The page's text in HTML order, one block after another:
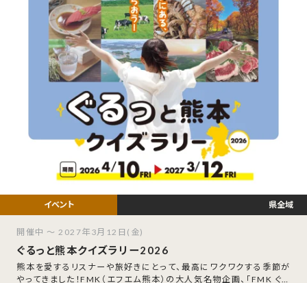
ぐるっと熊本クイズラリー2026
熊本を愛するリスナーや旅好きにとって、最高にワクワクする季節が
やってきました！FMK（エフエム熊本）の大人気名物企画、「FMK ぐる
県全域
開催中 ～ 2027年3月12日(金)